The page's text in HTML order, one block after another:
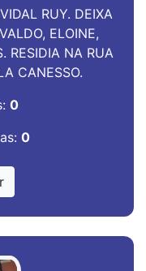
RUY. DEIXA
ELOINE,
RESIDIA NA RUA
CANESSO.
0
0